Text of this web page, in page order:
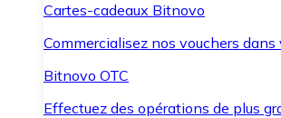
Cartes-cadeaux Bitnovo
Commercialisez nos vouchers
Bitnovo OTC
Effectuez des opérations de plus